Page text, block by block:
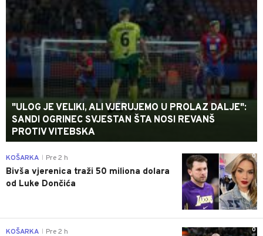
"ULOG JE VELIKI, ALI VJERUJEMO U PROLAZ DALJE":
SANDI OGRINEC SVJESTAN ŠTA NOSI REVANŠ
PROTIV VITEBSKA
0
KOŠARKA Pre 2 h
Bivša vjerenica traži 50 miliona dolara
od Luke Dončića
0
KOŠARKA Pre 2 h